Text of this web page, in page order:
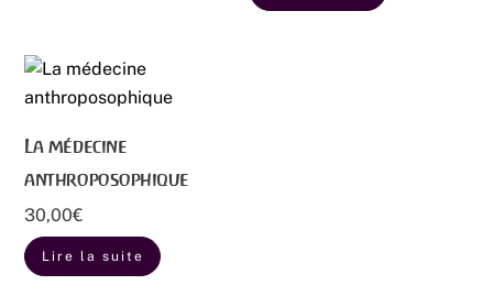
La médecine
anthroposophique
30,00€
Lire la suite